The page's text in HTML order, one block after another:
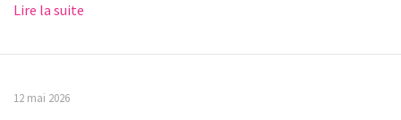
Lire la suite
12 mai 2026